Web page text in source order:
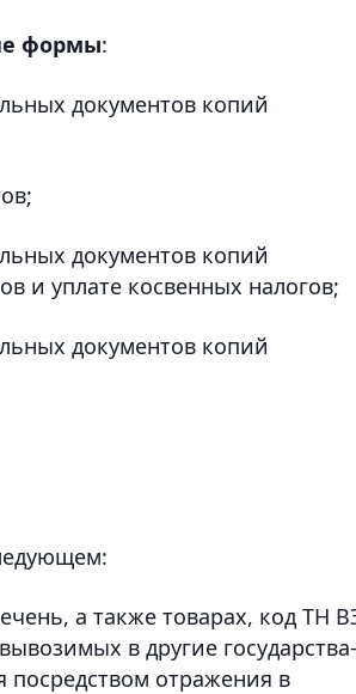
формы:
документов копий
документов копий
и уплате косвенных налогов;
документов копий
а также товарах, код ТН
в другие государства-
посредством отражения в